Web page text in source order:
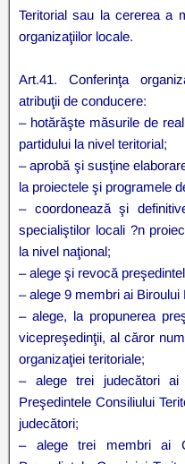
Teritorial sau la cererea a
organizaţiilor locale.
Art.41. Conferinţa
atribuţii de conducere:
– hotărăşte măsurile de
partidului la nivel teritorial;
– aprobă şi susţine
la proiectele şi programele
– coordonează şi
specialiştilor locali ?n
la nivel naţional;
– alege şi revocă
– alege 9 membri ai Biroului
– alege, la propunerea
vicepreşedinţii, al căror
organizaţiei teritoriale;
– alege trei judecători ai
Preşedintele Consiliului
judecători;
– alege trei membri ai